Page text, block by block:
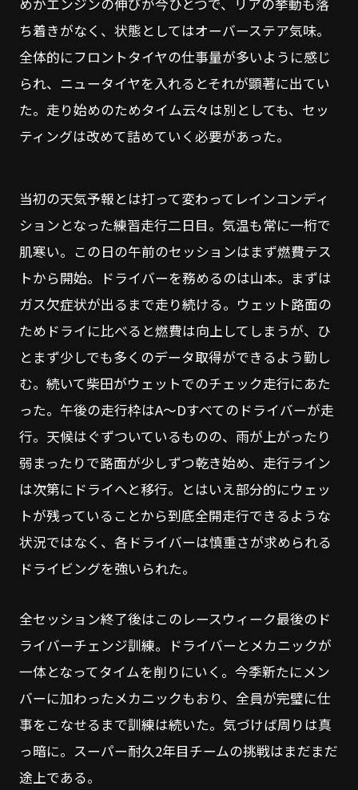
めかエンジンの伸びが今ひとつで、リアの挙動も落
ち着きがなく、状態としてはオーバーステア気味。
全体的にフロントタイヤの仕事量が多いように感じ
られ、ニュータイヤを入れるとそれが顕著に出てい
た。走り始めのためタイム云々は別としても、セッ
ティングは改めて詰めていく必要があった。
当初の天気予報とは打って変わってレインコンディ
ションとなった練習走行二日目。気温も常に一桁で
肌寒い。この日の午前のセッションはまず燃費テス
トから開始。ドライバーを務めるのは山本。まずは
ガス欠症状が出るまで走り続ける。ウェット路面の
ためドライに比べると燃費は向上してしまうが、ひ
とまず少しでも多くのデータ取得ができるよう勤し
む。続いて柴田がウェットでのチェック走行にあた
った。午後の走行枠はA～Dすべてのドライバーが走
行。天候はぐずついているものの、雨が上がったり
弱まったりで路面が少しずつ乾き始め、走行ライン
は次第にドライへと移行。とはいえ部分的にウェッ
トが残っていることから到底全開走行できるような
状況ではなく、各ドライバーは慎重さが求められる
ドライビングを強いられた。
全セッション終了後はこのレースウィーク最後のド
ライバーチェンジ訓練。ドライバーとメカニックが
一体となってタイムを削りにいく。今季新たにメン
バーに加わったメカニックもおり、全員が完璧に仕
事をこなせるまで訓練は続いた。気づけば周りは真
っ暗に。スーパー耐久2年目チームの挑戦はまだまだ
途上である。